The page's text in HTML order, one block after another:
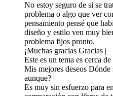
No estoy seguro de si se
problema o algo que ver
pensamiento pensé que
diseño y estilo ven muy
problema fijos pronto.
¡Muchas gracias Gracias |
Este es un tema es cerca
Mis mejores deseos Dónde
aunque? |
Es muy sin esfuerzo para